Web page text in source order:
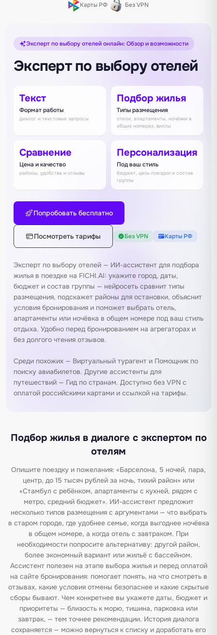
Карты РФ Без VPN
Эксперт по выбору отелей онлайн: Обзор и возможности
Эксперт по выбору отелей
Текст
Формат работы
диалог и текстовые запросы
Подбор жилья
Типы размещения
отели, апартаменты, ночёвки в
общих номерах, виллы
Сравнение
Цена и качество
районы, удобства и отзывы
Персонализация
Под ваш стиль
бюджет, цель поездки и состав
группы
Попробовать бесплатно
Посмотреть тарифы Без VPN Карты РФ
Эксперт по выбору отелей — ИИ-ассистент для подбора
жилья в поездке на FICHI.AI: укажите город, даты,
бюджет и состав группы — нейросеть сравнит типы
размещения, подскажет районы для остановки, объяснит
условия бронирования и поможет выбрать отель,
апартаменты или ночёвка в общем номере под ваш стиль
отдыха. Удобно перед бронированием на агрегаторах и
без долгого чтения отзывов.
Среди похожих — Виртуальный турагент и Помощник по
поиску авиабилетов. Другие ассистенты для
путешествий — Гид по странам. Доступно без VPN с
оплатой российскими картами и ссылкой на тарифы.
Подбор жилья в диалоге с экспертом по
отелям
Опишите поездку и пожелания: «Барселона, 5 ночей, пара,
центр, до 15 тысяч рублей за ночь, тихий район» или
«Стамбул с ребёнком, апартаменты с кухней, рядом с
метро, средний бюджет». ИИ-ассистент предложит
несколько типов размещения с аргументами — что выбрать
в старом городе, где удобнее семье, когда выгоднее ночёвка
в общем номере, а когда отель с завтраком. При
необходимости попросите альтернативу: другой район,
более экономный вариант или жильё с бассейном.
Ассистент полезен на этапе выбора жилья и перед оплатой
на сайте бронирования: помогает понять, на что смотреть в
отзывах, какие условия отмены безопаснее и какие скрытые
сборы бывают. Чем конкретнее вы укажете даты, бюджет и
приоритеты — близость к морю, тишина, парковка или
завтрак, — тем точнее рекомендации. История диалога
сохраняется — можно вернуться к списку и доработать его